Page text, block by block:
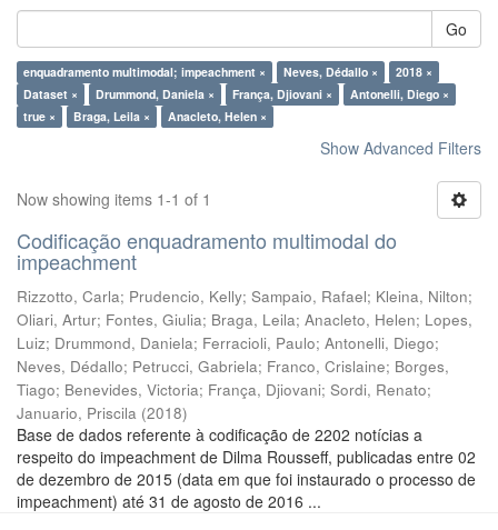
Go
enquadramento multimodal; impeachment × Neves, Dédallo ×
2018 ×
Dataset ×
Drummond, Daniela × França, Djiovani ×
Antonelli, Diego ×
true ×
Braga, Leila × Anacleto, Helen ×
Show Advanced Filters
Now showing items 1-1 of 1
Codificação enquadramento multimodal do
impeachment
Rizzotto, Carla; Prudencio, Kelly; Sampaio, Rafael; Kleina, Nilton;
Oliari, Artur; Fontes, Giulia; Braga, Leila; Anacleto, Helen; Lopes,
Luiz; Drummond, Daniela; Ferracioli, Paulo; Antonelli, Diego;
Neves, Dédallo; Petrucci, Gabriela; Franco, Crislaine; Borges,
Tiago; Benevides, Victoria; França, Djiovani; Sordi, Renato;
Januario, Priscila (2018)
Base de dados referente à codificação de 2202 notícias a
respeito do impeachment de Dilma Rousseff, publicadas entre 02
de dezembro de 2015 (data em que foi instaurado o processo de
impeachment) até 31 de agosto de 2016 ...